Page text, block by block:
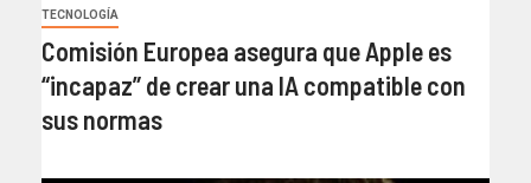
TECNOLOGÍA
Comisión Europea asegura que Apple es
“incapaz” de crear una IA compatible con
sus normas